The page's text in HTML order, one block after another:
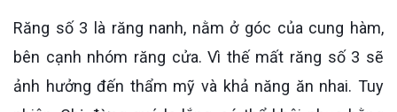
Răng số 3 là răng nanh, nằm ở góc của cung hàm,
bên cạnh nhóm răng cửa. Vì thế mất răng số 3 sẽ
ảnh hưởng đến thẩm mỹ và khả năng ăn nhai. Tuy